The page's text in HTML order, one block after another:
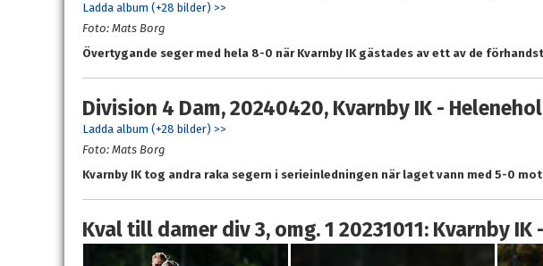
Ladda album (+28 bilder) >>
Foto: Mats Borg
Övertygande seger med hela 8-0 när Kvarnby IK gästades av ett av de
Division 4 Dam, 20240420, Kvarnby IK -
Ladda album (+28 bilder) >>
Foto: Mats Borg
Kvarnby IK tog andra raka segern i serieinledningen när laget vann med 5-0
Kval till damer div 3, omg. 1 20231011: Kvarnby IK